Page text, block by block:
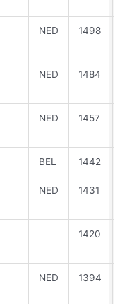
NED 1498
NED 1484
NED 1457
BEL 1442
NED 1431
1420
NED 1394